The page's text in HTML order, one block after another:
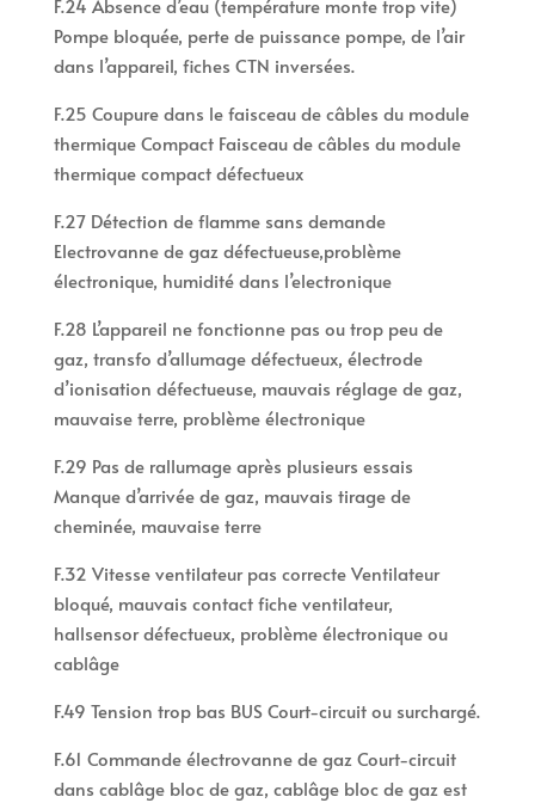
F.24 Absence d’eau (température monte trop vite)
Pompe bloquée, perte de puissance pompe, de l’air
dans l’appareil, fiches CTN inversées.
F.25 Coupure dans le faisceau de câbles du module
thermique Compact Faisceau de câbles du module
thermique compact défectueux
F.27 Détection de flamme sans demande
Electrovanne de gaz défectueuse,problème
électronique, humidité dans l’electronique
F.28 L’appareil ne fonctionne pas ou trop peu de
gaz, transfo d’allumage défectueux, électrode
d’ionisation défectueuse, mauvais réglage de gaz,
mauvaise terre, problème électronique
F.29 Pas de rallumage après plusieurs essais
Manque d’arrivée de gaz, mauvais tirage de
cheminée, mauvaise terre
F.32 Vitesse ventilateur pas correcte Ventilateur
bloqué, mauvais contact fiche ventilateur,
hallsensor défectueux, problème électronique ou
cablâge
F.49 Tension trop bas BUS Court-circuit ou surchargé.
F.61 Commande électrovanne de gaz Court-circuit
dans cablâge bloc de gaz, cablâge bloc de gaz est